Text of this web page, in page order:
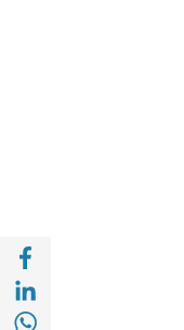
Compartir
Compartir
Compartir